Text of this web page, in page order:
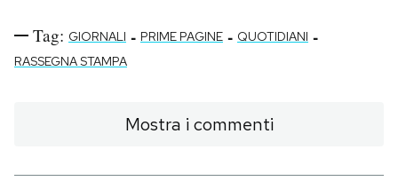
Tag: GIORNALI - PRIME PAGINE - QUOTIDIANI -
RASSEGNA STAMPA
Mostra i commenti